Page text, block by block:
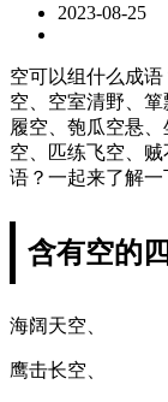
2023-08-25
空可以组什么成
空、空室清野、
履空、匏瓜空悬
空、匹练飞空、
语？一起来了解一
含有空的
海阔天空、
鹰击长空、